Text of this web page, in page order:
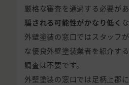
厳格な審査を通過する必要があ
騙される可能性がかなり低く
外壁塗装の窓口ではスタッフ
な優良外壁塗装業者を紹介す
調査は不要です。
外壁塗装の窓口では足柄上郡